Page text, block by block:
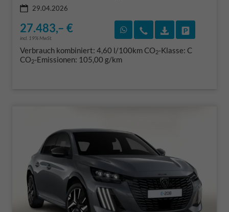
29.04.2026
27.483,– €
incl. 19% MwSt.
Rückruf vereinbaren
Wir rufen Sie an
Verbrauch kombiniert: 4,60 l/100kmCO2-Klasse: C
CO2-Emissionen: 105,00 g/km